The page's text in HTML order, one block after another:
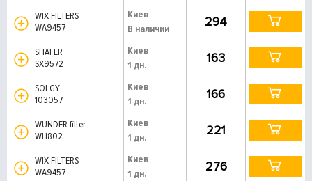
WIX FILTERS
WA9457
Киев
В наличии
294
SHAFER
SX9572
Киев
1 дн.
163
SOLGY
103057
Киев
1 дн.
166
WUNDER filter
WH802
Киев
1 дн.
221
WIX FILTERS
WA9457
Киев
1 дн.
276